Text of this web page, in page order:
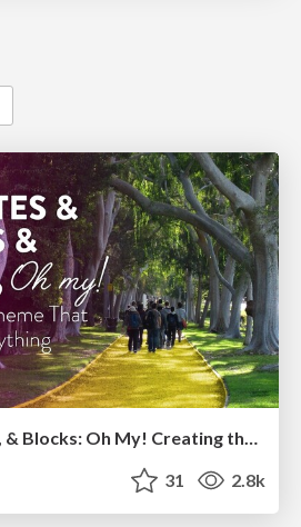
31 2.8k